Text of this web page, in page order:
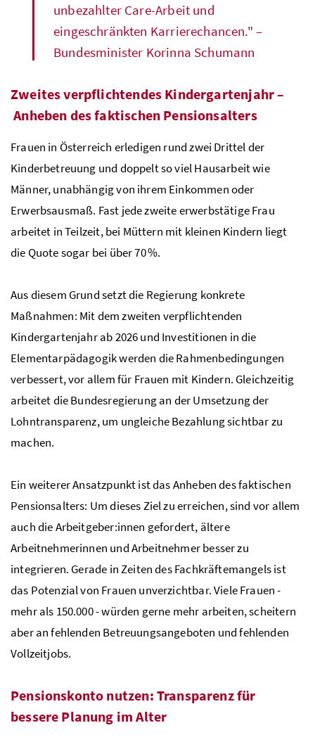
unbezahlter Care-Arbeit und
eingeschränkten Karrierechancen." –
Bundesminister Korinna Schumann
Zweites verpflichtendes Kindergartenjahr –
Anheben des faktischen Pensionsalters
Frauen in Österreich erledigen rund zwei Drittel der
Kinderbetreuung und doppelt so viel Hausarbeit wie
Männer, unabhängig von ihrem Einkommen oder
Erwerbsausmaß. Fast jede zweite erwerbstätige Frau
arbeitet in Teilzeit, bei Müttern mit kleinen Kindern liegt
die Quote sogar bei über 70 %.
Aus diesem Grund setzt die Regierung konkrete
Maßnahmen: Mit dem zweiten verpflichtenden
Kindergartenjahr ab 2026 und Investitionen in die
Elementarpädagogik werden die Rahmenbedingungen
verbessert, vor allem für Frauen mit Kindern. Gleichzeitig
arbeitet die Bundesregierung an der Umsetzung der
Lohntransparenz, um ungleiche Bezahlung sichtbar zu
machen.
Ein weiterer Ansatzpunkt ist das Anheben des faktischen
Pensionsalters: Um dieses Ziel zu erreichen, sind vor allem
auch die Arbeitgeber:innen gefordert, ältere
Arbeitnehmerinnen und Arbeitnehmer besser zu
integrieren. Gerade in Zeiten des Fachkräftemangels ist
das Potenzial von Frauen unverzichtbar. Viele Frauen -
mehr als 150.000 - würden gerne mehr arbeiten, scheitern
aber an fehlenden Betreuungsangeboten und fehlenden
Vollzeitjobs.
Pensionskonto nutzen: Transparenz für
bessere Planung im Alter